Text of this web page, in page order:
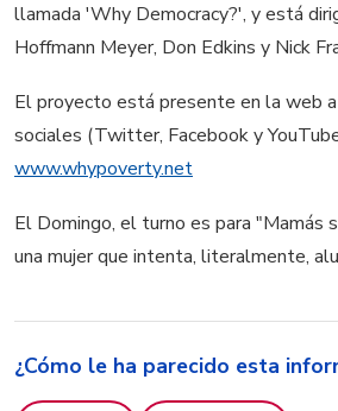
llamada 'Why Democracy?', y está
Hoffmann Meyer, Don Edkins y Nick
El proyecto está presente en la web
sociales (Twitter, Facebook y
www.whypoverty.net
El Domingo, el turno es para "Mamás
una mujer que intenta, literalmente,
¿Cómo le ha parecido esta